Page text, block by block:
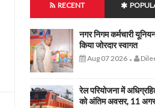
RECENT
नगर निगम कर्मचारी
किया जोरदार स्वागत
Aug 07 2026-
रेल परियोजना में
को अंतिम अवसर, 11